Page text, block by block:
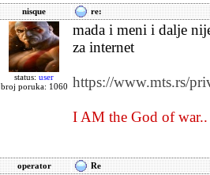
nisque re:
status: user
broj poruka: 1060
mada i meni i dalje
za internet
https://www.mts.rs/
I AM the God of
operator Re